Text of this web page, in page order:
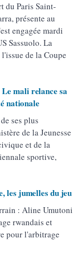
du Paris Saint-
présente au
engagée mardi
Sassuolo. La
de la Coupe
mali relance sa
nationale
ses plus
de la Jeunesse
et de la
sportive,
les jumelles du jeu
: Aline Umutoni
rwandais et
pour l'arbitrage